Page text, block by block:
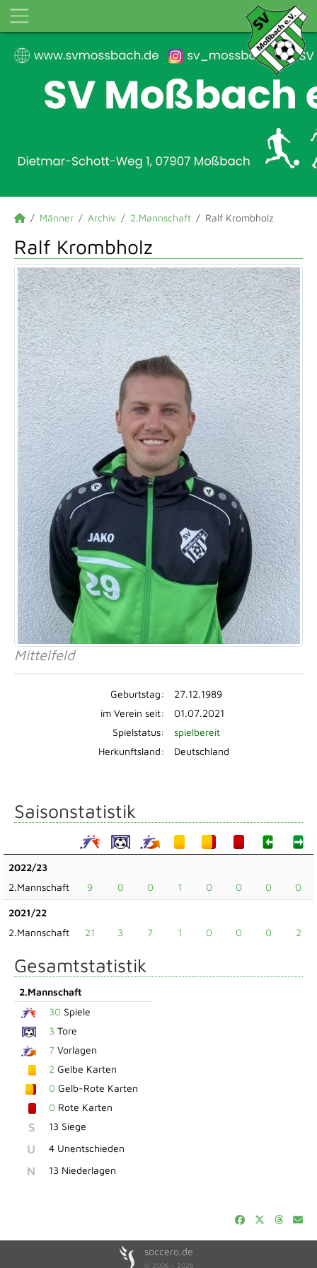
Männer Archiv 2.Mannschaft Ralf Krombholz
Ralf Krombholz
Mittelfeld
Geburtstag:
27.12.1989
im Verein seit:
01.07.2021
Spielstatus:
spielbereit
Herkunftsland:
Deutschland
Saisonstatistik
2022/23
2.Mannschaft
9 0 0 1 0 0 0 0
2021/22
2.Mannschaft
21 3 7 1 0 0 0 2
Gesamtstatistik
2.Mannschaft
30 Spiele
3 Tore
7 Vorlagen
2 Gelbe Karten
0 Gelb-Rote Karten
0 Rote Karten
S 13 Siege
U 4 Unentschieden
N 13 Niederlagen
soccero.de
© 2006 - 2026